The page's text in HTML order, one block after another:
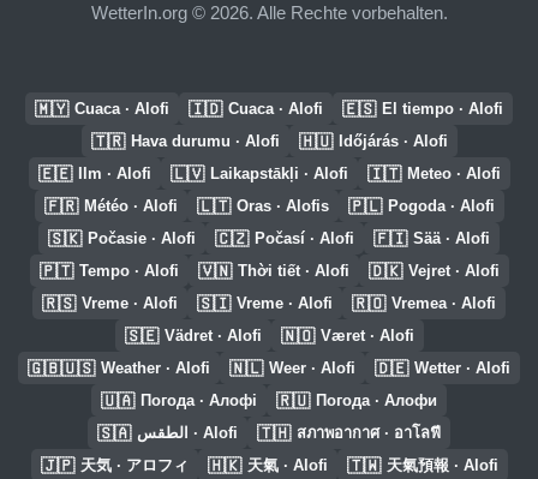
WetterIn.org © 2026. Alle Rechte vorbehalten.
🇲🇾 Cuaca · Alofi 🇮🇩 Cuaca · Alofi 🇪🇸 El tiempo · Alofi
🇹🇷 Hava durumu · Alofi 🇭🇺 Időjárás · Alofi
🇪🇪 Ilm · Alofi 🇱🇻 Laikapstākļi · Alofi 🇮🇹 Meteo · Alofi
🇫🇷 Météo · Alofi 🇱🇹 Oras · Alofis 🇵🇱 Pogoda · Alofi
🇸🇰 Počasie · Alofi 🇨🇿 Počasí · Alofi 🇫🇮 Sää · Alofi
🇵🇹 Tempo · Alofi 🇻🇳 Thời tiết · Alofi 🇩🇰 Vejret · Alofi
🇷🇸 Vreme · Alofi 🇸🇮 Vreme · Alofi 🇷🇴 Vremea · Alofi
🇸🇪 Vädret · Alofi 🇳🇴 Været · Alofi
🇬🇧🇺🇸 Weather · Alofi 🇳🇱 Weer · Alofi 🇩🇪 Wetter · Alofi
🇺🇦 Погода · Алофі 🇷🇺 Погода · Алофи
🇸🇦 الطقس · Alofi 🇹🇭 สภาพอากาศ · อาโลฟี
🇯🇵 天気 · アロフィ 🇭🇰 天氣 · Alofi 🇹🇼 天氣預報 · Alofi